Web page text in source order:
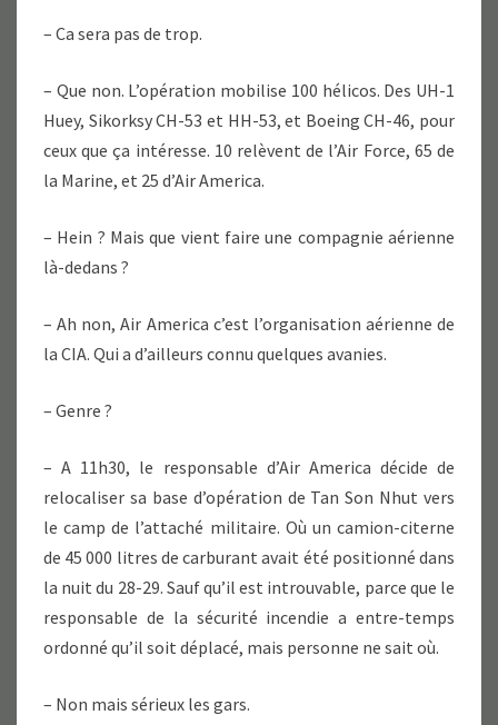
– Ca sera pas de trop.
– Que non. L’opération mobilise 100 hélicos. Des UH-1
Huey, Sikorksy CH-53 et HH-53, et Boeing CH-46, pour
ceux que ça intéresse. 10 relèvent de l’Air Force, 65 de
la Marine, et 25 d’Air America.
– Hein ? Mais que vient faire une compagnie aérienne
là-dedans ?
– Ah non, Air America c’est l’organisation aérienne de
la CIA. Qui a d’ailleurs connu quelques avanies.
– Genre ?
– A 11h30, le responsable d’Air America décide de
relocaliser sa base d’opération de Tan Son Nhut vers
le camp de l’attaché militaire. Où un camion-citerne
de 45 000 litres de carburant avait été positionné dans
la nuit du 28-29. Sauf qu’il est introuvable, parce que le
responsable de la sécurité incendie a entre-temps
ordonné qu’il soit déplacé, mais personne ne sait où.
– Non mais sérieux les gars.